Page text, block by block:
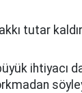
tutar
ihtiyacı